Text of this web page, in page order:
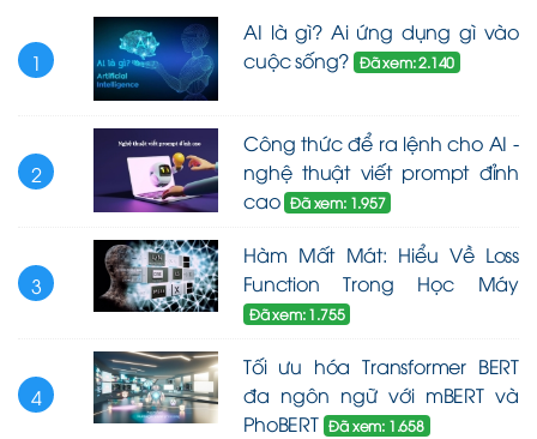
1
AI là gì? Ai ứng dụng gì vào
cuộc sống? Đã xem: 2.140
2
Công thức để ra lệnh cho AI -
nghệ thuật viết prompt đỉnh
cao Đã xem: 1.957
3
Hàm Mất Mát: Hiểu Về Loss
Function Trong Học Máy
Đã xem: 1.755
4
Tối ưu hóa Transformer BERT
đa ngôn ngữ với mBERT và
PhoBERT Đã xem: 1.658